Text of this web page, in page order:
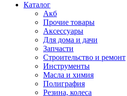
Каталог
Акб
Прочие товары
Аксессуары
Для дома и дачи
Запчасти
Строительство и ремонт
Инструменты
Масла и химия
Полиграфия
Резина, колеса